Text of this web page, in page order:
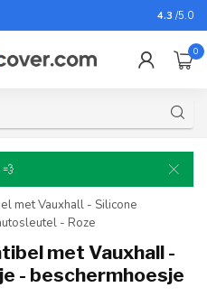
Voor
4.3 /5.0
0
met Vauxhall - Silicone
- Roze
met Vauxhall -
- beschermhoesje